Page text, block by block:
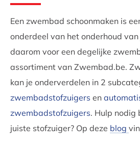
Een zwembad schoonmaken is
onderdeel van het onderhoud
daarom voor een degelijke
assortiment van Zwembad.be.
kan je onderverdelen in 2
zwembadstofzuigers en
zwembadstofzuigers. Hulp nodig
juiste stofzuiger? Op deze blog